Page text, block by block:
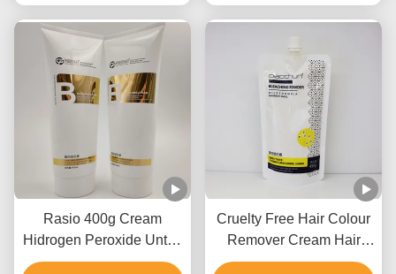
Rasio 400g Cream
Hidrogen Peroxide Untuk
Penghilang Warna
Cruelty Free Hair Colour
Remover Cream Hair
Bleaching Untuk